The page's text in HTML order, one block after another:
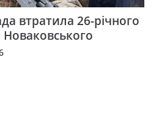
втратила 26-річного